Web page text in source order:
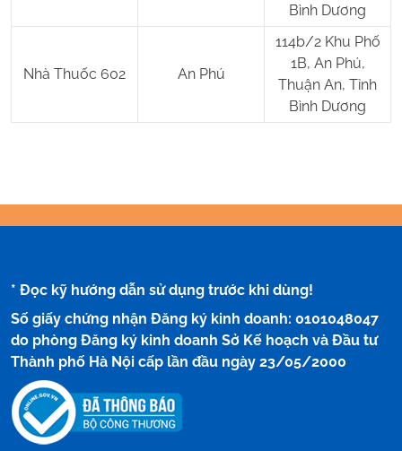
Bình Dương
Nhà Thuốc 602 An Phú
114b/2 Khu Phố
1B, An Phú,
Thuận An, Tỉnh
Bình Dương
* Đọc kỹ hướng dẫn sử dụng trước khi dùng!
Số giấy chứng nhận Đăng ký kinh doanh: 0101048047
do phòng Đăng ký kinh doanh Sở Kế hoạch và Đầu tư
Thành phố Hà Nội cấp lần đầu ngày 23/05/2000